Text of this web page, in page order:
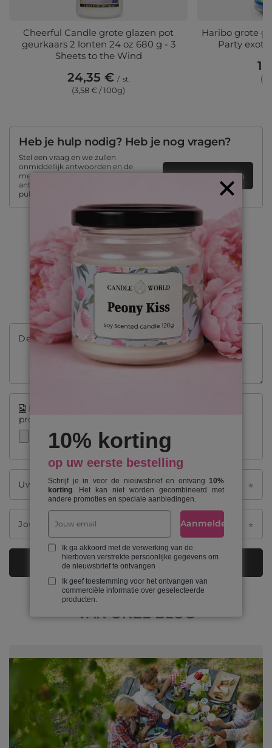
Cheerful Candle grote glazen pot
geurkaars 2 lonten 24 oz 680 g - 3
Sheets to the Wind
24,35 € / st.
(3,58 € / 100g)
Haribo grote
Party
Heb je hulp nodig? Heb je nog vragen?
Stel een vraag en we zullen
onmiddellijk antwoorden en de
meest interessante vragen en
antwoorden voor anderen
publiceren.
Een vraag stellen
SCHRIJF JE MENING
Jouw mening:
5/5
De inhoud van uw mening
productfoto toe:
Uw naammię
Jouw email
Feedback verzenden
VAN ONZE BLOG
10% korting
op uw eerste bestelling
Schrijf je in voor de nieuwsbrief en ontvang 10%
korting. Het kan niet worden gecombineerd met
andere promoties en speciale aanbiedingen.
Aanmelden
Ik ga akkoord met de verwerking van de
hierboven verstrekte persoonlijke gegevens om
de nieuwsbrief te ontvangen
Ik geef toestemming voor het ontvangen van
commerciële informatie over geselecteerde
producten.